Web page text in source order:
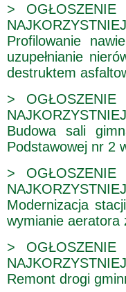
>
Profilowanie
uzupełnianie
destruktem
>
Budowa sali
Podstawowej nr 2
>
Modernizacja
wymianie aeratora
>
Remont drogi